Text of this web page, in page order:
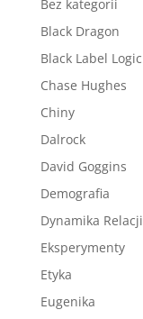
Bez kategorii
Black Dragon
Black Label Logic
Chase Hughes
Chiny
Dalrock
David Goggins
Demografia
Dynamika Relacji
Eksperymenty
Etyka
Eugenika